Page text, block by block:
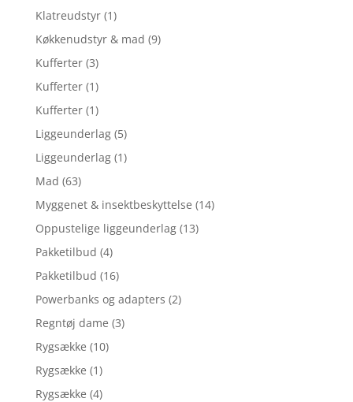
Klatreudstyr (1)
Køkkenudstyr & mad (9)
Kufferter (3)
Kufferter (1)
Kufferter (1)
Liggeunderlag (5)
Liggeunderlag (1)
Mad (63)
Myggenet & insektbeskyttelse (14)
Oppustelige liggeunderlag (13)
Pakketilbud (4)
Pakketilbud (16)
Powerbanks og adapters (2)
Regntøj dame (3)
Rygsække (10)
Rygsække (1)
Rygsække (4)